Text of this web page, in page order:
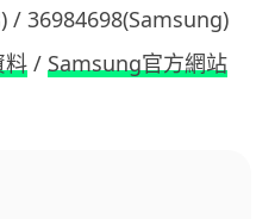
/ 36984698(Samsung)
料 / Samsung官方網站